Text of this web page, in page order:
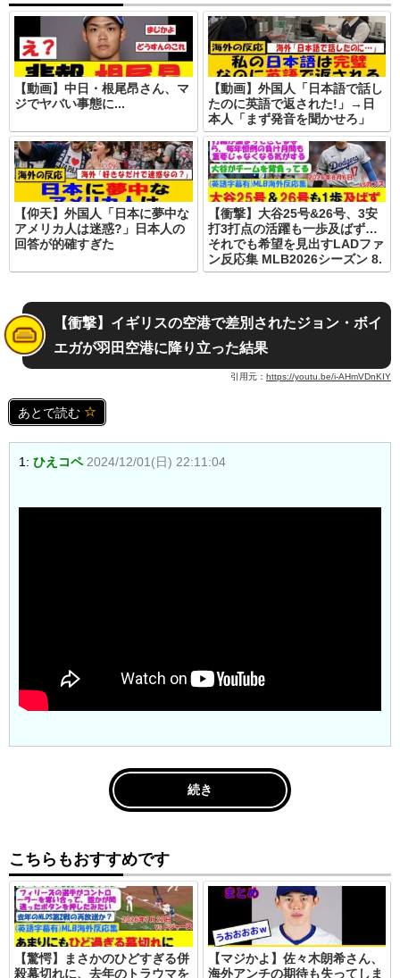
【動画】中日・根尾昂さん、マ
ジでヤバい事態に...
【動画】外国人「日本語で話し
たのに英語で返された!」→日
本人「まず発音を聞かせろ」
【仰天】外国人「日本に夢中な
アメリカ人は迷惑?」日本人の
回答が的確すぎた
【衝撃】大谷25号&26号、3安
打3打点の活躍も一歩及ばず…
それでも希望を見出すLADファ
ン反応集 MLB2026シーズン 8.
【衝撃】イギリスの空港で差別されたジョン・ボイ
エガが羽田空港に降り立った結果
引用元： https://youtu.be/i-AHmVDnKIY
あとで読む
1: ひえコペ 2024/12/01(日) 22:11:04
続き
こちらもおすすめです
【驚愕】まさかのひどすぎる併
殺幕切れに、去年のトラウマを
【マジかよ】佐々木朗希さん、
海外アンチの期待も失ってしま